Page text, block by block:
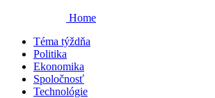
Home
Téma týždňa
Politika
Ekonomika
Spoločnosť
Technológie